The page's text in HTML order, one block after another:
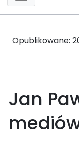
Opublikowane:
Jan